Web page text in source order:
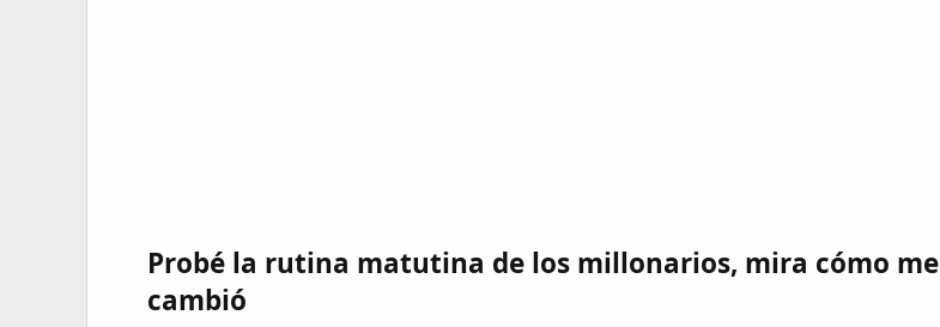
Probé la rutina matutina de los millonarios, mira cómo me
cambió